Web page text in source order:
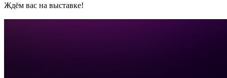
Ждём вас на выставке!